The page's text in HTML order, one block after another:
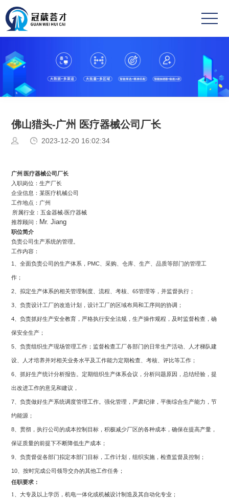
首
关
于
成
佛山猎头-广州 医疗器械公司厂长
2023-12-20 16:02:34
广州 医疗器械公司厂长
入职岗位：生产厂长
企业信息：某医疗机械公司
工作地点： 广州
所属行业：五金器械-医疗器械
推荐顾问： Mr.Jiang
职位简介
负责公司生产系统的管理
工作内容：
1、全面负责公司的生产体系， PMC、采购、仓库、生产、品质等部门的管理工
作；
2 、拟定生产体系的相关管理制度、流程、考核、6S管理等，并监督执行；
3 、负责设计工厂的改造计划，设计工厂的区域布局和工序间的协调；
4 、负责抓好生产安全教育，严格执行安全法规，生产操作规程，及时监督检查，确
保安全生产 ；
5、负责组织生产现场管理工作；监督检查工厂各部门的日常生产活动 人才梯队建
设、人才培养并对相关业务水平及工作能力定期检查、考核、评比等工作 ；
6、抓好生产统计分析报告。定期组织生产体系会议 ，分析问题原因， 总结经验，提
出改进工作的意见和建议，
7、负责做好生产系统调度管理工作。强化管理，严肃纪律，平衡综合生产能力，节
约能源；
8、贯彻，执行公司的成本控制目标，积极减少厂区的各种成本，确保在提高产量，
保证质量的前提下不断降低生产成本；
9、负责督促各部门拟定本部门目标，工作计划，组织实施，检查监督及控制；
10、按时完成公司领导交办的其他工作任务；
任职要求：
1、大专及以上学历，机电一体化或机械设计制造及其自动化专业；